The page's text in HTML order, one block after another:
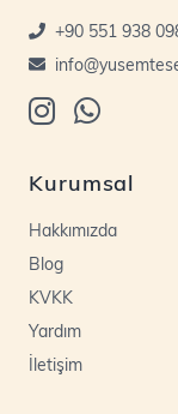
+90 551 938
Kurumsal
Hakkımızda
Blog
KVKK
Yardım
İletişim